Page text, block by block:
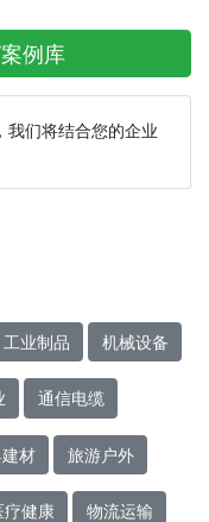
例库
们将结合您的企业
工业制品 机械设备
通信电缆
材 旅游户外
疗健康 物流运输